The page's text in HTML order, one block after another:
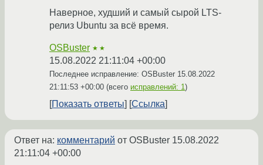
Наверное, худший и самый сырой LTS-
релиз Ubuntu за всё время.
OSBuster ★★
15.08.2022 21:11:04 +00:00
Последнее исправление: OSBuster 15.08.2022
21:11:53 +00:00 (всего исправлений: 1)
Показать ответы Ссылка
Ответ на: комментарий от OSBuster 15.08.2022
21:11:04 +00:00